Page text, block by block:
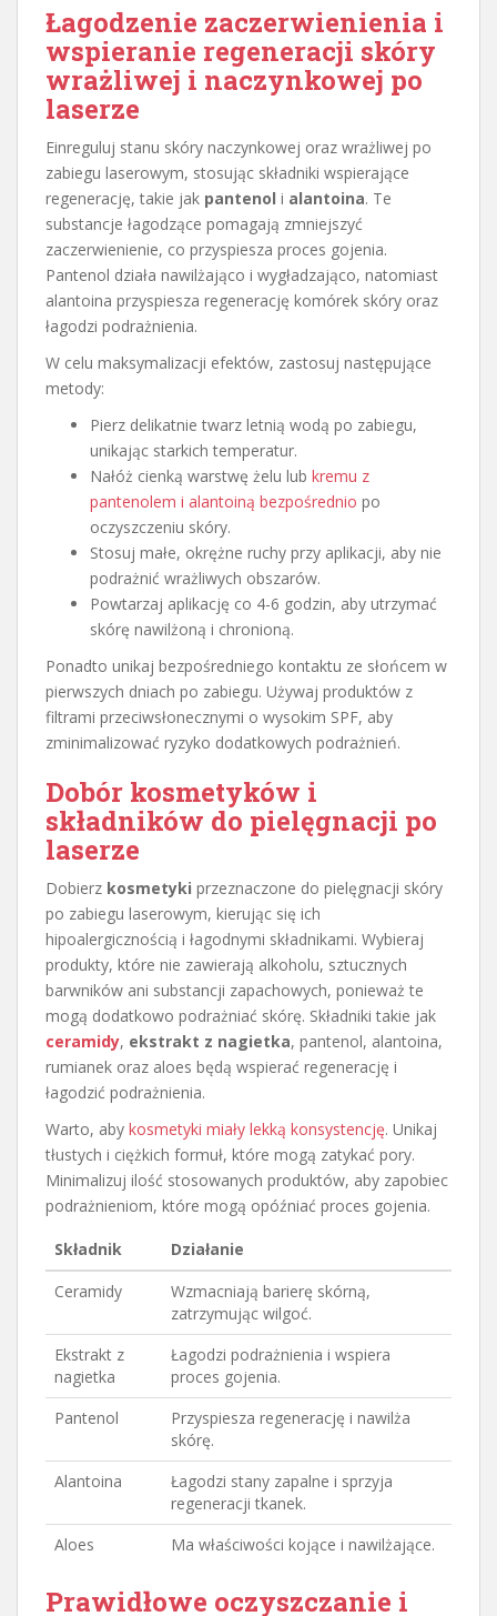
Łagodzenie zaczerwienienia i
wspieranie regeneracji skóry
wrażliwej i naczynkowej po
laserze
Einreguluj stanu skóry naczynkowej oraz wrażliwej po
zabiegu laserowym, stosując składniki wspierające
regenerację, takie jak pantenol i alantoina. Te
substancje łagodzące pomagają zmniejszyć
zaczerwienienie, co przyspiesza proces gojenia.
Pantenol działa nawilżająco i wygładzająco, natomiast
alantoina przyspiesza regenerację komórek skóry oraz
łagodzi podrażnienia.
W celu maksymalizacji efektów, zastosuj następujące
metody:
Pierz delikatnie twarz letnią wodą po zabiegu,
unikając starkich temperatur.
Nałóż cienką warstwę żelu lub kremu z
pantenolem i alantoiną bezpośrednio po
oczyszczeniu skóry.
Stosuj małe, okrężne ruchy przy aplikacji, aby nie
podrażnić wrażliwych obszarów.
Powtarzaj aplikację co 4-6 godzin, aby utrzymać
skórę nawilżoną i chronioną.
Ponadto unikaj bezpośredniego kontaktu ze słońcem w
pierwszych dniach po zabiegu. Używaj produktów z
filtrami przeciwsłonecznymi o wysokim SPF, aby
zminimalizować ryzyko dodatkowych podrażnień.
Dobór kosmetyków i
składników do pielęgnacji po
laserze
Dobierz kosmetyki przeznaczone do pielęgnacji skóry
po zabiegu laserowym, kierując się ich
hipoalergicznością i łagodnymi składnikami. Wybieraj
produkty, które nie zawierają alkoholu, sztucznych
barwników ani substancji zapachowych, ponieważ te
mogą dodatkowo podrażniać skórę. Składniki takie jak
ceramidy, ekstrakt z nagietka, pantenol, alantoina,
rumianek oraz aloes będą wspierać regenerację i
łagodzić podrażnienia.
Warto, aby kosmetyki miały lekką konsystencję. Unikaj
tłustych i ciężkich formuł, które mogą zatykać pory.
Minimalizuj ilość stosowanych produktów, aby zapobiec
podrażnieniom, które mogą opóźniać proces gojenia.
Składnik
Działanie
Ceramidy
Wzmacniają barierę skórną,
zatrzymując wilgoć.
Ekstrakt z
nagietka
Łagodzi podrażnienia i wspiera
proces gojenia.
Pantenol
Przyspiesza regenerację i nawilża
skórę.
Alantoina
Łagodzi stany zapalne i sprzyja
regeneracji tkanek.
Aloes
Ma właściwości kojące i nawilżające.
Prawidłowe oczyszczanie i